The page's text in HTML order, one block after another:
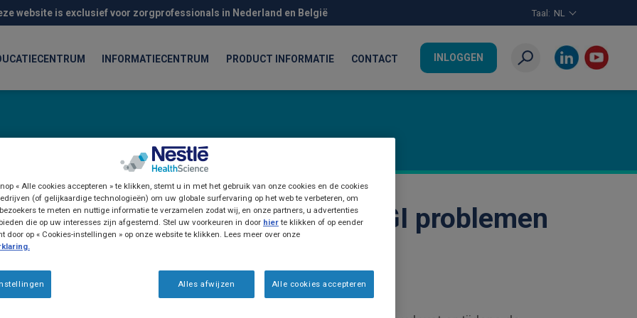
website is exclusief voor zorgprofessionals in Nederland en België Taal: NL
INFORMATIECENTRUM PRODUCT INFORMATIE CONTACT INLOGGEN
voor kinderen met GI problemen
« Alle cookies accepteren » te klikken, stemt u in met het gebruik van onze cookies en de cookies
(of gelijkaardige technologieën) om uw globale surfervaring op het web te verbeteren, om
te meten en nuttige informatie te verzamelen zodat wij, en onze partners, u advertenties
die op uw interesses zijn afgestemd. Stel uw voorkeuren in door hierte klikken of op eender
door op « Cookies-instellingen » op onze website te klikken. Lees meer over onze
Alles afwijzen Alle cookies accepteren